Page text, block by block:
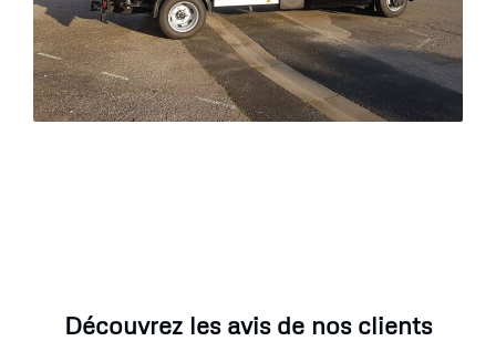
Découvrez les avis de nos clients